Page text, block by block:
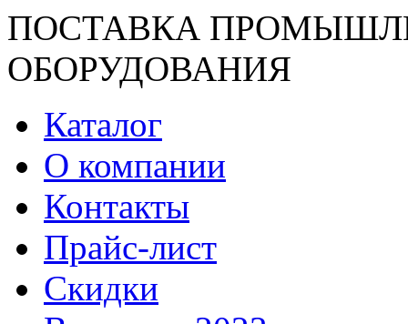
ПОСТАВКА
ОБОРУДОВАНИЯ
Каталог
О компании
Контакты
Прайс-лист
Скидки